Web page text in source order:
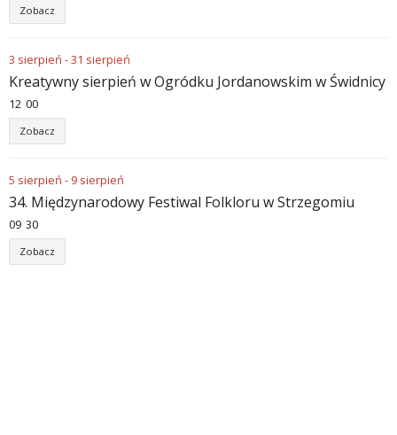
Zobacz
3 sierpień -31 sierpień
Kreatywny sierpień w Ogródku Jordanowskim w Świdnicy
12 00
Zobacz
5 sierpień - 9 sierpień
34. Międzynarodowy Festiwal Folkloru w Strzegomiu
09 30
Zobacz